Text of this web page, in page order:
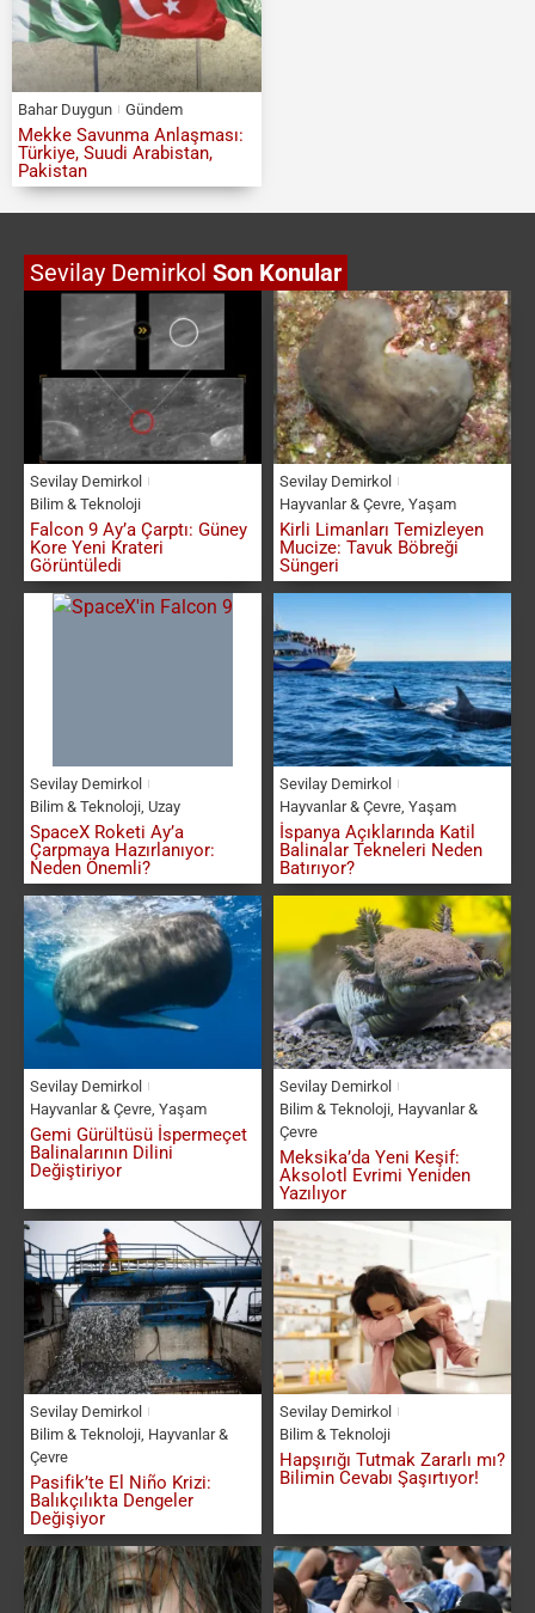
Bahar Duygun Gündem
Mekke Savunma Anlaşması:
Türkiye, Suudi Arabistan,
Pakistan
Sevilay Demirkol Son Konular
Sevilay Demirkol
Bilim & Teknoloji
Falcon 9 Ay’a Çarptı: Güney
Kore Yeni Krateri
Görüntüledi
Sevilay Demirkol
Hayvanlar & Çevre, Yaşam
Kirli Limanları Temizleyen
Mucize: Tavuk Böbreği
Süngeri
Sevilay Demirkol
Bilim & Teknoloji, Uzay
SpaceX Roketi Ay’a
Çarpmaya Hazırlanıyor:
Neden Önemli?
Sevilay Demirkol
Hayvanlar & Çevre, Yaşam
İspanya Açıklarında Katil
Balinalar Tekneleri Neden
Batırıyor?
Sevilay Demirkol
Hayvanlar & Çevre, Yaşam
Gemi Gürültüsü İspermeçet
Balinalarının Dilini
Değiştiriyor
Sevilay Demirkol
Bilim & Teknoloji, Hayvanlar &
Çevre
Meksika’da Yeni Keşif:
Aksolotl Evrimi Yeniden
Yazılıyor
Sevilay Demirkol
Bilim & Teknoloji, Hayvanlar &
Çevre
Pasifik’te El Niño Krizi:
Balıkçılıkta Dengeler
Değişiyor
Sevilay Demirkol
Bilim & Teknoloji
Hapşırığı Tutmak Zararlı mı?
Bilimin Cevabı Şaşırtıyor!